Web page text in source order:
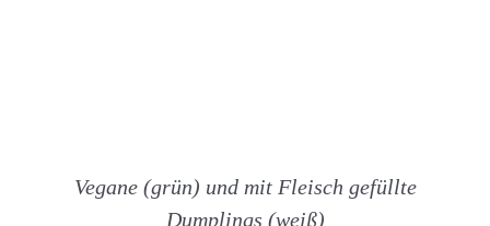
Vegane (grün) und mit Fleisch gefüllte
Dumplings (weiß)